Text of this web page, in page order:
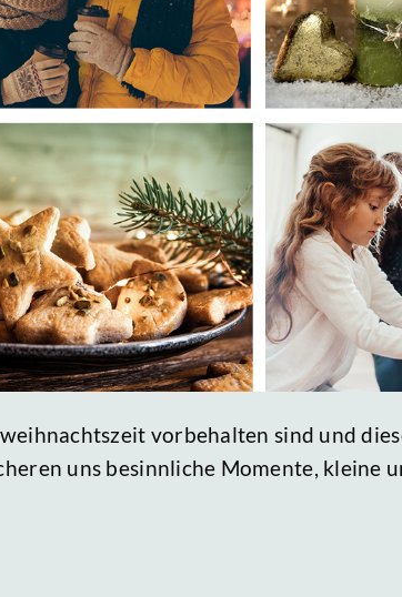
vorbehalten sind und
uns besinnliche Momente, kleine